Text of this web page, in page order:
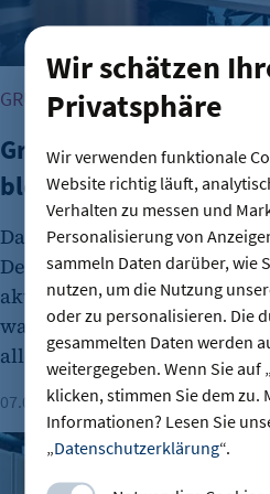
Wir schätzen
Privatsphäre
Wir verwenden funktionale
Website richtig läuft,
Verhalten zu messen und
Personalisierung von
sammeln Daten darüber, wie
nutzen, um die Nutzung
oder zu personalisieren. Die
gesammelten Daten werden
weitergegeben. Wenn Sie auf
klicken, stimmen Sie dem zu.
Informationen? Lesen Sie
„Datenschutzerklärung“.
GRÜNDUNG
Gründungszahlen
bleibt größte Hürde
Das Interesse an
Deutschland nimmt wieder
aktuelle DIHK-
wagen den Schritt in die
allerdings aus
07.08.2026 Lesezeit: 1 Minute
IHK-Umfragen: Hohe